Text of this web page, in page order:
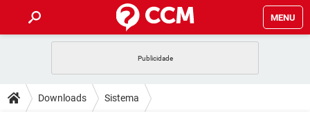
MENU
CELULAR
DICAS
JOGOS
Downloads Sistema